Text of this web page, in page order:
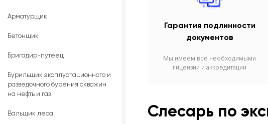
Арматурщик
Бетонщик
Бригадир-путеец
Бурильщик эксплуатационного и
разведочного бурения скважин
на нефть и газ
Вальщик леса
Гарантия подлинности
документов
Мы имеем все необходимыми
лицензии и аккредитации
Слесарь по